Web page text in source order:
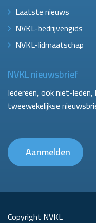
Laatste nieuws
NVKL-bedrijvengids
NVKL-lidmaatschap
NVKL nieuwsbrief
Iedereen, ook niet-
tweewekelijkse
Aanmelden
Copyright NVKL